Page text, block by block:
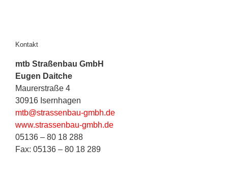
Kontakt
mtb Straßenbau GmbH
Eugen Daitche
Maurerstraße 4
30916 Isernhagen
mtb@strassenbau-gmbh.de
www.strassenbau-gmbh.de
05136 – 80 18 288
Fax: 05136 – 80 18 289